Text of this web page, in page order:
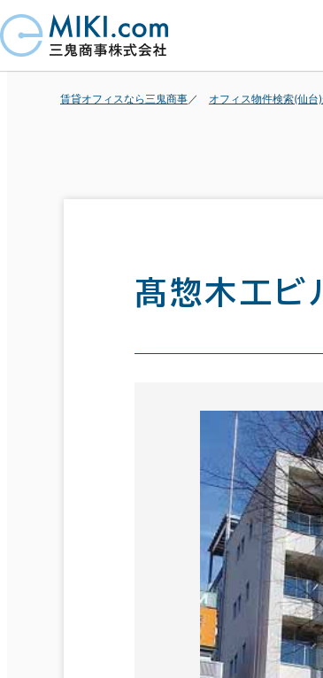
賃貸オフィスなら三鬼商事 オフィス物件検索(仙台
髙惣木工ビ